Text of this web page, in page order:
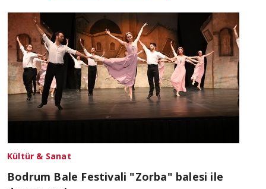
Kültür & Sanat
Bodrum Bale Festivali "Zorba" balesi ile